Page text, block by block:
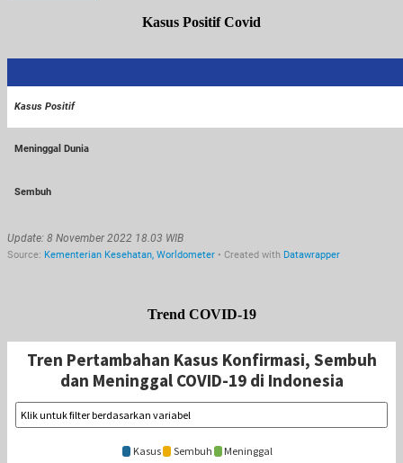
Kasus Positif Covid
Trend COVID-19